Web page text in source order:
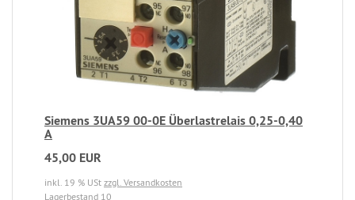
Siemens 3UA59 00-0E Überlastrelais 0,25-0,40
A
45,00 EUR
inkl. 19 % USt zzgl. Versandkosten
Lagerbestand 10